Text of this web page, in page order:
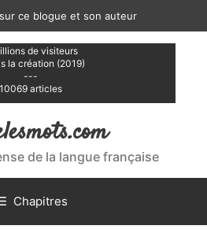
ce blogue et son auteur
de visiteurs
la création (2019)
---
10069 articles
de la langue française
Chapitres